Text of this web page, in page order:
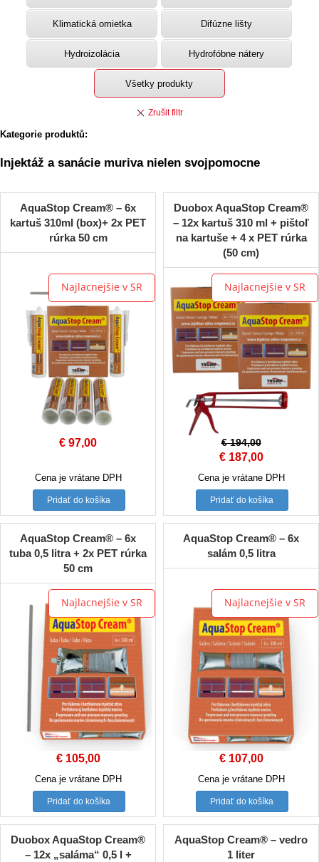
Klimatická omietka Difúzne lišty
Hydroizolácia Hydrofóbne nátery
Všetky produkty
Kategorie produktů:
Injektáž a sanácie muriva nielen svojpomocne
AquaStop Cream® – 6x
kartuš 310ml (box)+ 2x PET
rúrka 50 cm
Najlacnejšie v SR
€ 97,00
Cena je vrátane DPH
Pridať do košíka
Duobox AquaStop Cream®
– 12x kartuš 310 ml + pištoľ
na kartuše + 4 x PET rúrka
(50 cm)
Najlacnejšie v SR
€194,00
Original
price
was:
€ 194,00.
€187,00Current
price
is:
€ 187,00.
Cena je vrátane DPH
Pridať do košíka
AquaStop Cream® – 6x
tuba 0,5 litra + 2x PET rúrka
50 cm
Najlacnejšie v SR
€105,00
Cena je vrátane DPH
Pridať do košíka
AquaStop Cream® – 6x
salám 0,5 litra
Najlacnejšie v SR
€107,00
Cena je vrátane DPH
Pridať do košíka
Duobox AquaStop Cream®
– 12x „saláma“ 0,5 l +
AquaStop Cream® – vedro
1 liter